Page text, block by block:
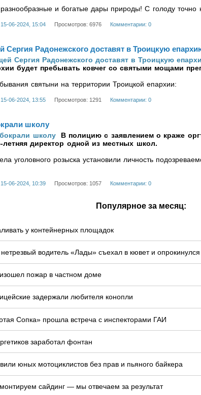
и богатые дары природы!С голоду точно
15-06-2024, 15:04 Просмотров: 6976 Комментарии: 0
Сергия Радонежского доставят в Троицкую
будет пребывать ковчег со святыми мощами
святыни на территории Троицкой епархии:
15-06-2024, 13:55 Просмотров: 1291 Комментарии: 0
школу
В полицию с заявлением о краже
летняя директор одной из местных школ.
уголовного розыска установили личность
15-06-2024, 10:39 Просмотров: 1057 Комментарии: 0
Популярное за месяц:
у контейнерных площадок
водитель «Лады» съехал в кювет и опрокинулся
пожар в частном доме
задержали любителя конопли
Сопка» прошла встреча с инспекторами ГАИ
заработал фонтан
юных мотоциклистов без прав и пьяного байкера
сайдинг — мы отвечаем за результат